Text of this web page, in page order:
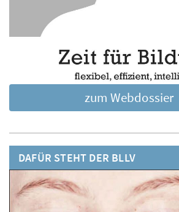
zum Webdossier
DAFÜR STEHT DER BLLV